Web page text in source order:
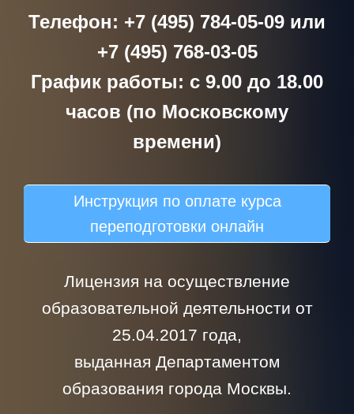
Телефон: +7 (495) 784-05-09 или
+7 (495) 768-03-05
График работы: с 9.00 до 18.00
часов (по Московскому
времени)
Инструкция по оплате курса
переподготовки онлайн
Лицензия на осуществление
образовательной деятельности от
25.04.2017 года,
выданная Департаментом
образования города Москвы.